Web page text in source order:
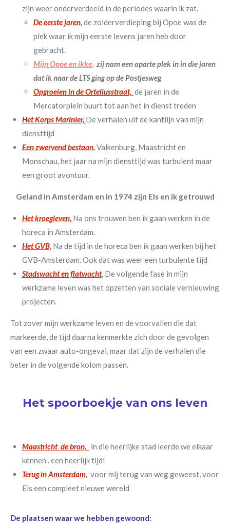
zijn weer onderverdeeld in de periodes waarin ik zat.
De eerste jaren,de zolderverdieping bij Opoe was de
plek waar ik mijn eerste levens jaren heb door
gebracht.
Mijn Opoe en ikke, zij nam een aparte plek in in die jaren
dat ik naar de LTS ging op de Postjesweg
Opgroeien in de Orteliusstraat, de jaren in de
Mercatorplein buurt tot aan het in dienst treden
Het Korps Marinier, De verhalen uit de kantlijn van mijn
diensttijd
Een zwervend bestaan,Valkenburg, Maastricht en
Monschau, het jaar na mijn diensttijd was turbulent maar
een groot avontuur.
Geland in Amsterdam en in 1974 zijn Els en ik getrouwd
Het kroegleven, Na ons trouwen ben ik gaan werken in de
horeca in Amsterdam.
Het GVB,Na de tijd in de horeca ben ik gaan werken bij het
GVB-Amsterdam. Ook dat was weer een turbulente tijd
Stadswacht en flatwacht, De volgende fase in mijn
werkzame leven was het opzetten van sociale vernieuwing
projecten.
Tot zover mijn werkzame leven en de voorvallen die dat
markeerde, de tijd daarna kenmerkte zich door de gevolgen
van een zwaar auto-ongeval, maar dat zijn de verhalen die
beter in de volgende kolom passen.
Het spoorboekje van ons leven
Maastricht de bron, in die heerlijke stad leerde we elkaar
kennen . een heerlijk tijd!
Terug in Amsterdam, voor mij terug van weg geweest, voor
Els een compleet nieuwe wereld
De plaatsen waar we hebben gewoond: